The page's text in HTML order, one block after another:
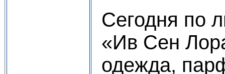
Сегодня по
«Ив Сен
одежда,